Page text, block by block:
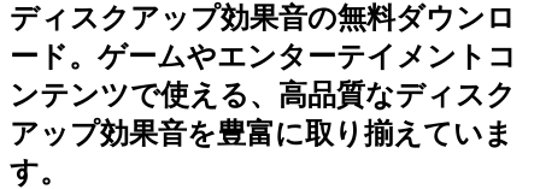
ディスクアップ効果音の無料ダウンロ
ード。ゲームやエンターテイメントコ
ンテンツで使える、高品質なディスク
アップ効果音を豊富に取り揃えていま
す。